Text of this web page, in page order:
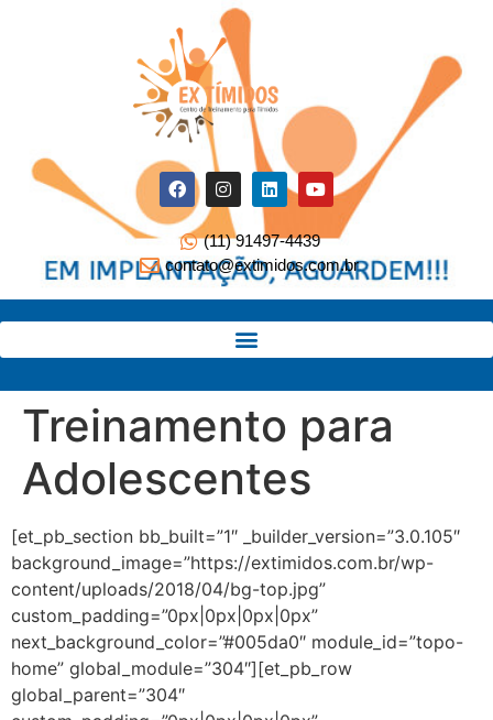
(11) 91497-4439
contato@extimidos.com.br
Treinamento para
Adolescentes
[et_pb_section bb_built=”1″ _builder_version=”3.0.105″
background_image=”https://extimidos.com.br/wp-
content/uploads/2018/04/bg-top.jpg”
custom_padding=”0px|0px|0px|0px”
next_background_color=”#005da0″ module_id=”topo-
home” global_module=”304″][et_pb_row
global_parent=”304″